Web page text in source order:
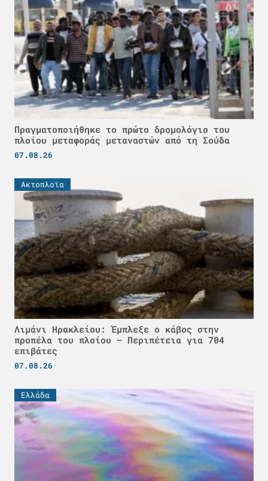
Πραγματοποιήθηκε το πρώτο δρομολόγιο του
πλοίου μεταφοράς μεταναστών από τη Σούδα
07.08.26
Ακτοπλοϊα
Λιμάνι Ηρακλείου: Έμπλεξε ο κάβος στην
προπέλα του πλοίου – Περιπέτεια για 704
επιβάτες
07.08.26
Ελλάδα